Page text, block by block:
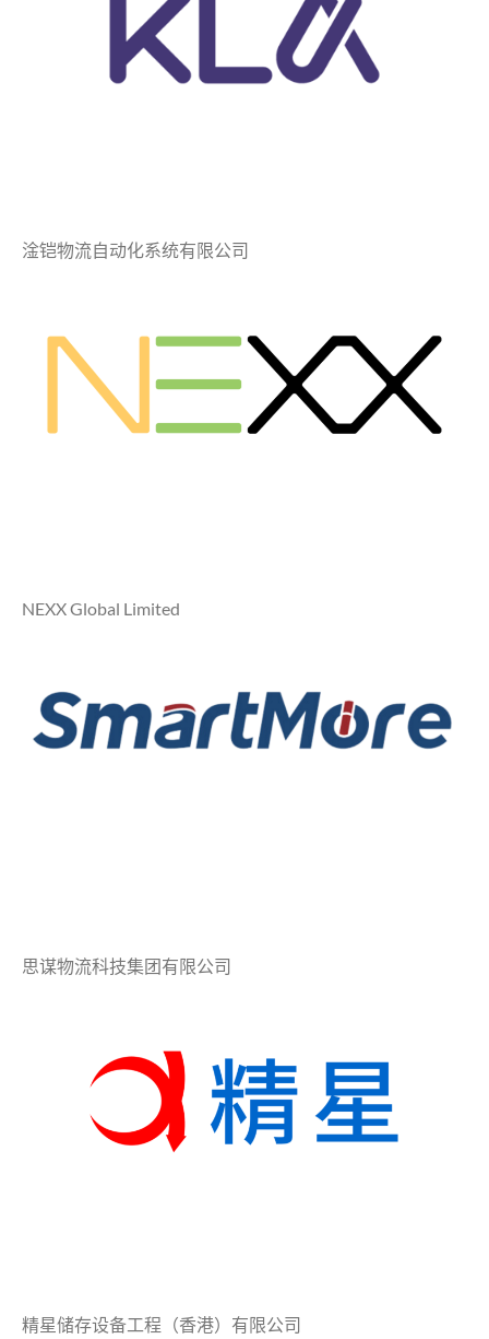
淦铠物流自动化系统有限公司
NEXX Global Limited
思谋物流科技集团有限公司
精星储存设备工程（香港）有限公司